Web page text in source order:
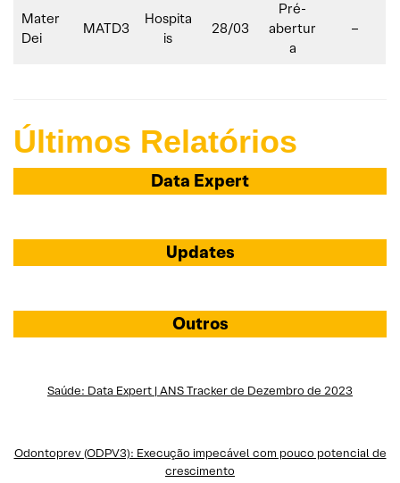
Mater
Dei
MATD3
Hospita
is
28/03
Pré-
abertur
a
–
Últimos Relatórios
Data Expert
Updates
Outros
Saúde: Data Expert | ANS Tracker de Dezembro de 2023
Odontoprev (ODPV3): Execução impecável com pouco potencial de
crescimento